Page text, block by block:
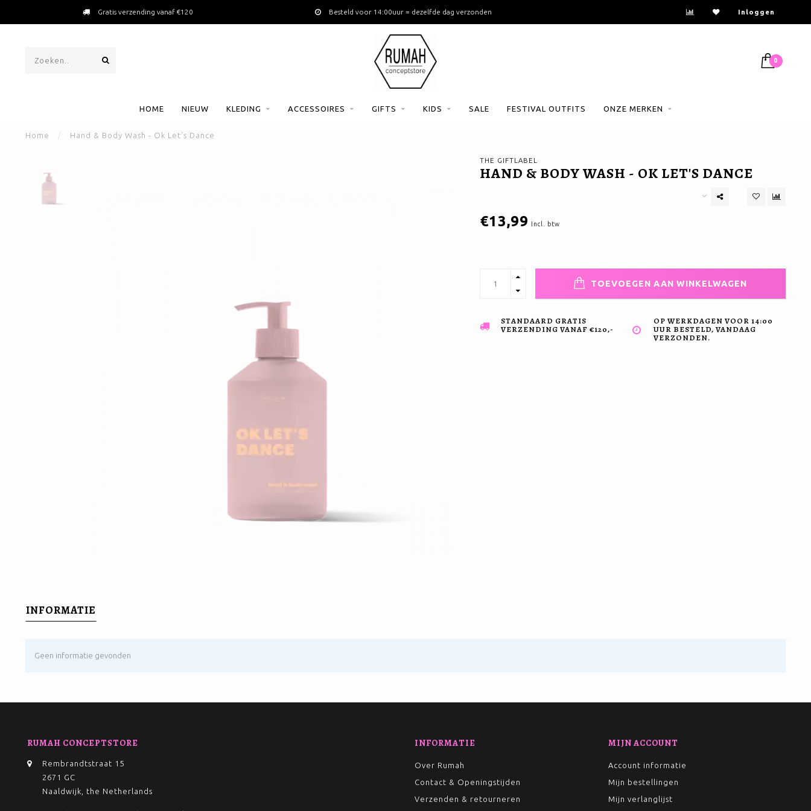
Gratis verzending vanaf €120 Besteld voor 14:00uur = dezelfde dag verzonden Inloggen
0
HOME NIEUW KLEDING ACCESSOIRES GIFTS KIDS SALE FESTIVAL OUTFITS ONZE MERKEN
Home / Hand & Body Wash - Ok Let's Dance
THE GIFTLABEL
HAND & BODY WASH - OK LET'S DANCE
€13,99 Incl. btw
TOEVOEGEN AAN WINKELWAGEN
STANDAARD GRATIS
VERZENDING VANAF €120,-
OP WERKDAGEN VOOR 14:00
UUR BESTELD, VANDAAG
VERZONDEN.
INFORMATIE
Geen informatie gevonden
RUMAH CONCEPTSTORE
Rembrandtstraat 15
2671 GC
Naaldwijk, the Netherlands
INFORMATIE
Over Rumah
Contact & Openingstijden
Verzenden & retourneren
MIJN ACCOUNT
Account informatie
Mijn bestellingen
Mijn verlanglijst